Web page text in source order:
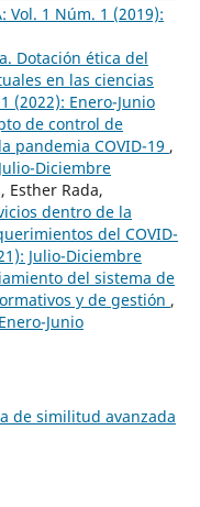
Vol. 1 Núm. 1 (2019):
Dotación ética del
en las ciencias
(2022): Enero-Junio
de control de
pandemia COVID-19 ,
Diciembre
Esther Rada,
dentro de la
del COVID-
Julio-Diciembre
del sistema de
y de gestión ,
Junio
de similitud avanzada